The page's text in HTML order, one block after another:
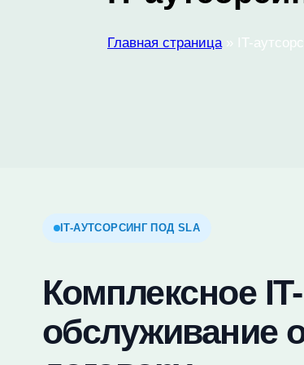
Главная страница» IT-
IT-АУТСОРСИНГ ПОД SLA
Комплексное IT-
обслуживание